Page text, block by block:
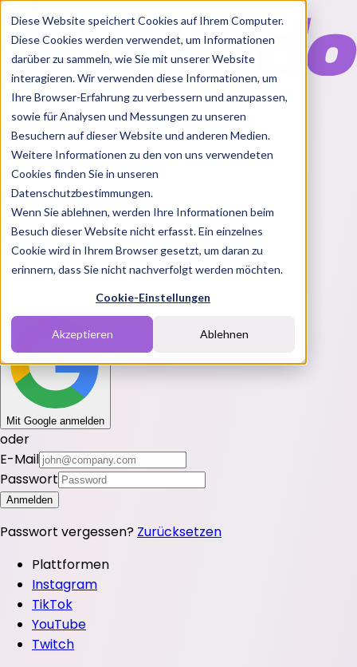
Diese Website speichert Cookies auf Ihrem Computer.
Diese Cookies werden verwendet, um Informationen
darüber zu sammeln, wie Sie mit unserer Website
interagieren. Wir verwenden diese Informationen, um
Ihre Browser-Erfahrung zu verbessern und anzupassen,
sowie für Analysen und Messungen zu unseren
Besuchern auf dieser Website und anderen Medien.
Weitere Informationen zu den von uns verwendeten
Cookies finden Sie in unseren
Datenschutzbestimmungen.
Wenn Sie ablehnen, werden Ihre Informationen beim
Besuch dieser Website nicht erfasst. Ein einzelnes
Cookie wird in Ihrem Browser gesetzt, um daran zu
erinnern, dass Sie nicht nachverfolgt werden möchten.
Cookie-Einstellungen
Akzeptieren Ablehnen
Features
Solutions
BlogChartsRabatt CodesPakete
Login
Melde dich bei Nindo an
Du hast noch keinen Account?
Mit Google anmelden
oder
E-Mail
Passwort
Anmelden
Passwort vergessen? Zurücksetzen
Plattformen
Instagram
TikTok
YouTube
Twitch